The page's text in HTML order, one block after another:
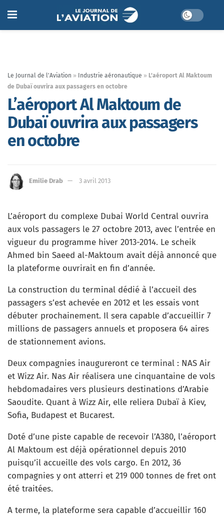
Le Journal de l'Aviation » Industrie aéronautique » L’aéroport Al Maktoum
de Dubaï ouvrira aux passagers en octobre
L’aéroport Al Maktoum de
Dubaï ouvrira aux passagers
en octobre
Emilie Drab 3 avril 2013
L’aéroport du complexe Dubai World Central ouvrira
aux vols passagers le 27 octobre 2013, avec l’entrée en
vigueur du programme hiver 2013-2014. Le scheik
Ahmed bin Saeed al-Maktoum avait déjà annoncé que
la plateforme ouvrirait en fin d’année.
La construction du terminal dédié à l’accueil des
passagers s’est achevée en 2012 et les essais vont
débuter prochainement. Il sera capable d’accueillir 7
millions de passagers annuels et proposera 64 aires
de stationnement avions.
Deux compagnies inaugureront ce terminal : NAS Air
et Wizz Air. Nas Air réalisera une cinquantaine de vols
hebdomadaires vers plusieurs destinations d’Arabie
Saoudite. Quant à Wizz Air, elle reliera Dubaï à Kiev,
Sofia, Budapest et Bucarest.
Doté d’une piste capable de recevoir l’A380, l’aéroport
Al Maktoum est déjà opérationnel depuis 2010
puisqu’il accueille des vols cargo. En 2012, 36
compagnies y ont atterri et 219 000 tonnes de fret ont
été traitées.
A terme, la plateforme sera capable d’accueillir 160